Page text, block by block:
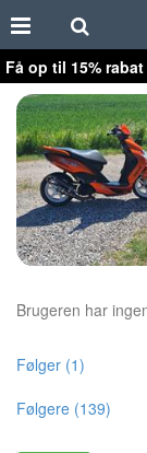
Få op til 15%
Brugeren har
Følger (1)
Følgere (139)